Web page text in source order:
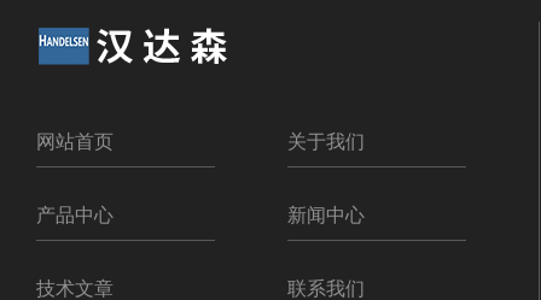
网站首页 关于我们
产品中心 新闻中心
技术文章 联系我们